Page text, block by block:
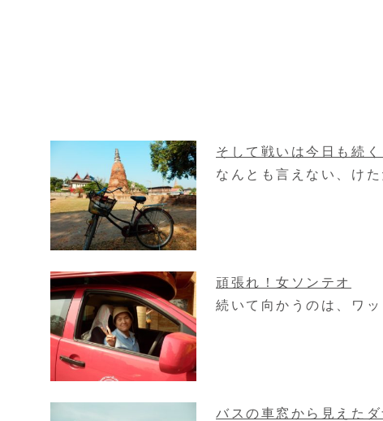
そして戦いは今日も続く
なんとも言えない、け
頑張れ！女ソンテオ
続いて向かうのは、ワ
バスの車窓から見えた